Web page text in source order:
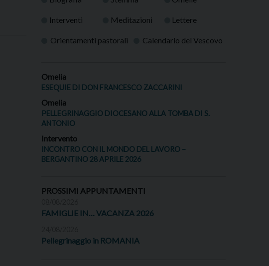
Interventi Meditazioni Lettere
Orientamenti pastorali Calendario del Vescovo
Omelia
ESEQUIE DI DON FRANCESCO ZACCARINI
Omelia
PELLEGRINAGGIO DIOCESANO ALLA TOMBA DI S.
ANTONIO
Intervento
INCONTRO CON IL MONDO DEL LAVORO –
BERGANTINO 28 APRILE 2026
PROSSIMI APPUNTAMENTI
FAMIGLIE IN… VACANZA 2026
Pellegrinaggio in ROMANIA